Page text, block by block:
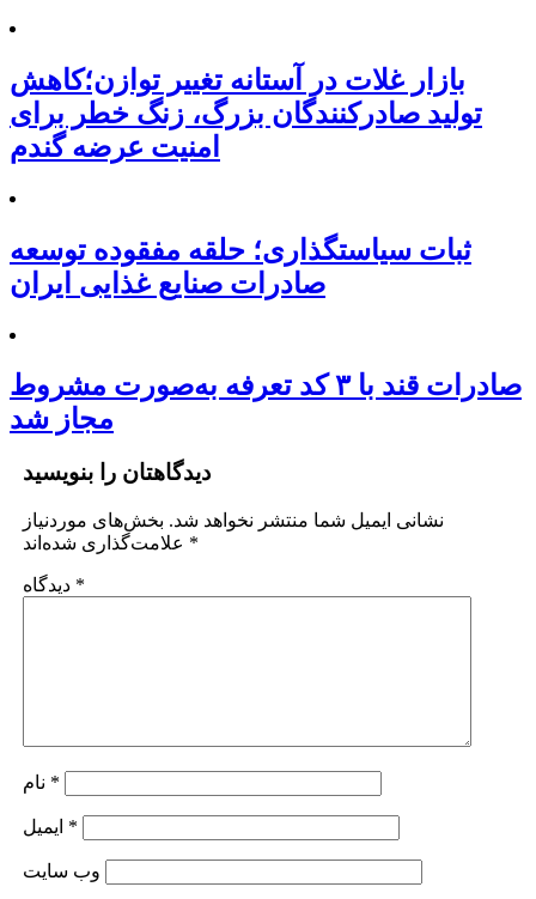
بازار غلات در آستانه تغییر توازن؛کاهش
تولید صادرکنندگان بزرگ، زنگ خطر برای
امنیت عرضه گندم
ثبات سیاستگذاری؛ حلقه مفقوده توسعه
صادرات صنایع غذایی ایران
صادرات قند با ۳ کد تعرفه به‌صورت مشروط
مجاز شد
دیدگاهتان را بنویسید
نشانی ایمیل شما منتشر نخواهد شد. بخش‌های موردنیاز
*
دیدگاه *
*
*
وب‌ سایت